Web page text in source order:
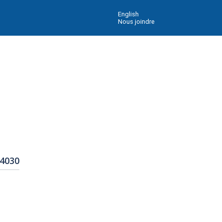
English
Nous joindre